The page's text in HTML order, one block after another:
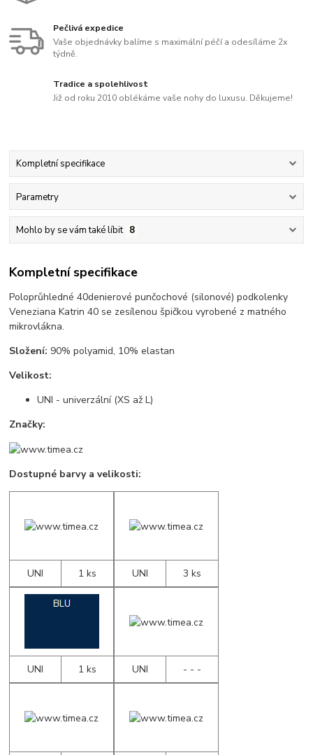
Pečlivá expedice
Vaše objednávky balíme s maximální péčí a odesíláme 2x
týdně.
Tradice a spolehlivost
Již od roku 2010 oblékáme vaše nohy do luxusu. Děkujeme!
Kompletní specifikace
Parametry
Mohlo by se vám také líbit 8
Kompletní specifikace
Poloprůhledné 40denierové punčochové (silonové) podkolenky
Veneziana Katrin 40 se zesílenou špičkou vyrobené z matného
mikrovlákna.
Složení: 90% polyamid, 10% elastan
Velikost:
UNI - univerzální (XS až L)
Značky:
Dostupné barvy a velikosti:
UNI 1 ks UNI 3 ks
UNI 1 ks UNI - - -